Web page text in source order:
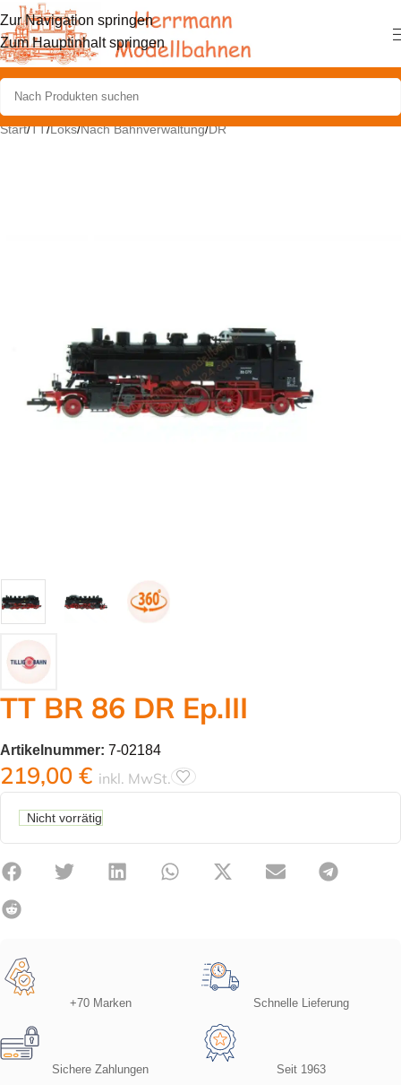
Zur Navigation springen
Zum Hauptinhalt springen
Start/TT/Loks/Nach Bahnverwaltung/DR
TT BR 86 DR Ep.III
Artikelnummer: 7-02184
219,00 € inkl. MwSt.
Nicht vorrätig
+70 Marken Schnelle Lieferung
Sichere Zahlungen Seit 1963